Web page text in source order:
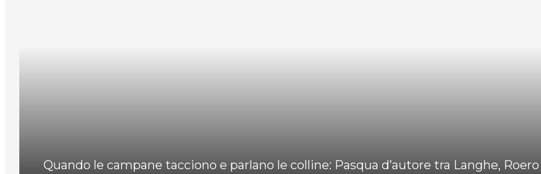
Quando le campane tacciono e parlano le colline: Pasqua d’autore tra Langhe,